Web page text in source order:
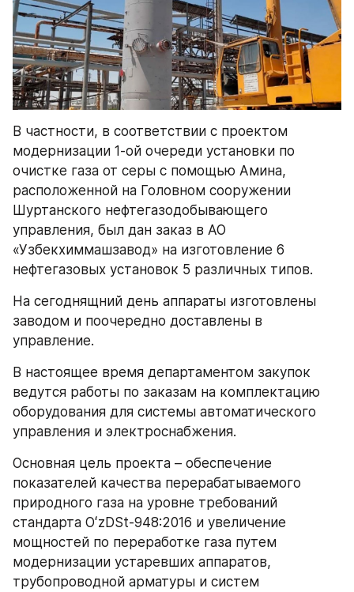
В частности, в соответствии с проектом
модернизации 1-ой очереди установки по
очистке газа от серы с помощью Амина,
расположенной на Головном сооружении
Шуртанского нефтегазодобывающего
управления, был дан заказ в АО
«Узбекхиммашзавод» на изготовление 6
нефтегазовых установок 5 различных типов.
На сегоднящний день аппараты изготовлены
заводом и поочередно доставлены в
управление.
В настоящее время департаментом закупок
ведутся работы по заказам на комплектацию
оборудования для системы автоматического
управления и электроснабжения.
Основная цель проекта – обеспечение
показателей качества перерабатываемого
природного газа на уровне требований
стандарта ОʻzDSt-948:2016 и увеличение
мощностей по переработке газа путем
модернизации устаревших аппаратов,
трубопроводной арматуры и систем